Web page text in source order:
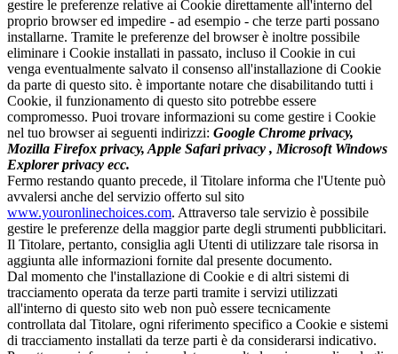
gestire le preferenze relative ai Cookie direttamente all'interno del
proprio browser ed impedire - ad esempio - che terze parti possano
installarne. Tramite le preferenze del browser è inoltre possibile
eliminare i Cookie installati in passato, incluso il Cookie in cui
venga eventualmente salvato il consenso all'installazione di Cookie
da parte di questo sito. è importante notare che disabilitando tutti i
Cookie, il funzionamento di questo sito potrebbe essere
compromesso. Puoi trovare informazioni su come gestire i Cookie
nel tuo browser ai seguenti indirizzi: Google Chrome privacy,
Mozilla Firefox privacy, Apple Safari privacy , Microsoft Windows
Explorer privacy ecc.
Fermo restando quanto precede, il Titolare informa che l'Utente può
avvalersi anche del servizio offerto sul sito
www.youronlinechoices.com. Attraverso tale servizio è possibile
gestire le preferenze della maggior parte degli strumenti pubblicitari.
Il Titolare, pertanto, consiglia agli Utenti di utilizzare tale risorsa in
aggiunta alle informazioni fornite dal presente documento.
Dal momento che l'installazione di Cookie e di altri sistemi di
tracciamento operata da terze parti tramite i servizi utilizzati
all'interno di questo sito web non può essere tecnicamente
controllata dal Titolare, ogni riferimento specifico a Cookie e sistemi
di tracciamento installati da terze parti è da considerarsi indicativo.